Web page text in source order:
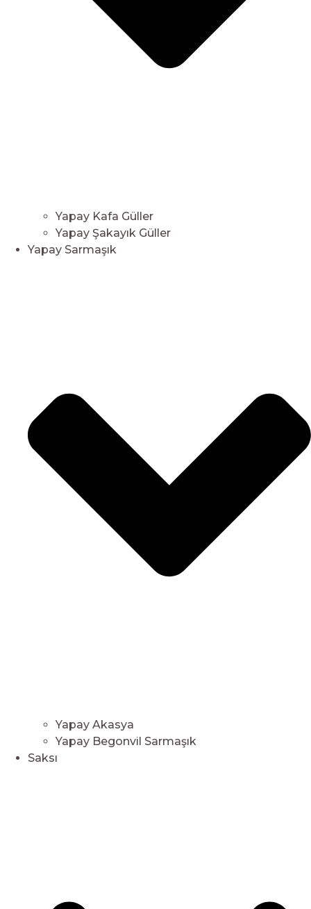
Yapay Kafa Güller
Yapay Şakayık Güller
Yapay Sarmaşık
Yapay Akasya
Yapay Begonvil Sarmaşık
Saksı